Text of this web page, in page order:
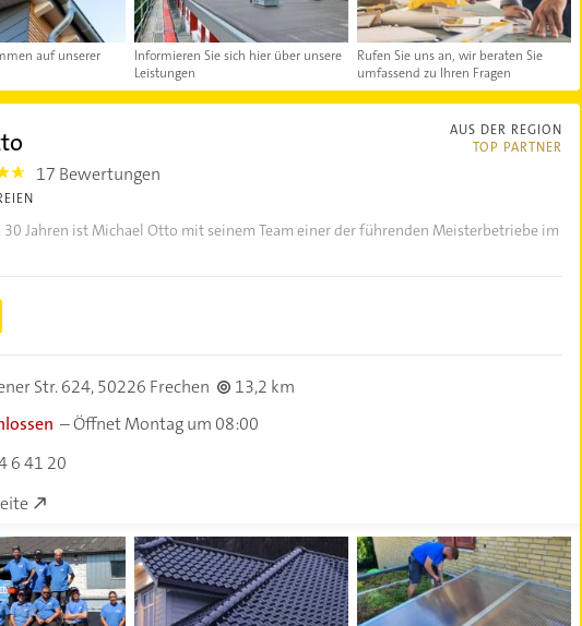
auf unserer
Informieren Sie sich hier über unsere
Leistungen
Rufen Sie uns an, wir beraten Sie
umfassend zu Ihren Fragen
AUS DER REGION
TOP PARTNER
17 Bewertungen
30 Jahren ist Michael Otto mit seinem Team einer der führenden Meisterbetriebe im
Str. 624,50226 Frechen
13,2 km
–Öffnet Montag um 08:00
6 41 20